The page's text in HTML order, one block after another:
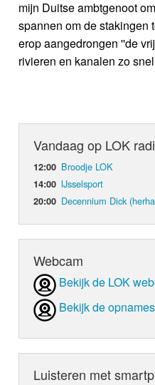
mijn Duitse ambtgenoot
spannen om de stakingen
erop aangedrongen ''de
rivieren en kanalen zo
Vandaag op LOK
12:00 Broodje LOK
14:00 IJsselsport
20:00 Decennium Dick
Webcam
Bekijk de LOK
Bekijk de
Luisteren met